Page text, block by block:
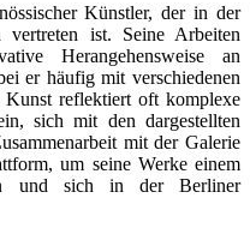
Künstler, der in der
ist. Seine Arbeiten
Herangehensweise an
er häufig mit verschiedenen
Kunst reflektiert oft komplexe
sich mit den dargestellten
mit der Galerie
um seine Werke einem
und sich in der Berliner